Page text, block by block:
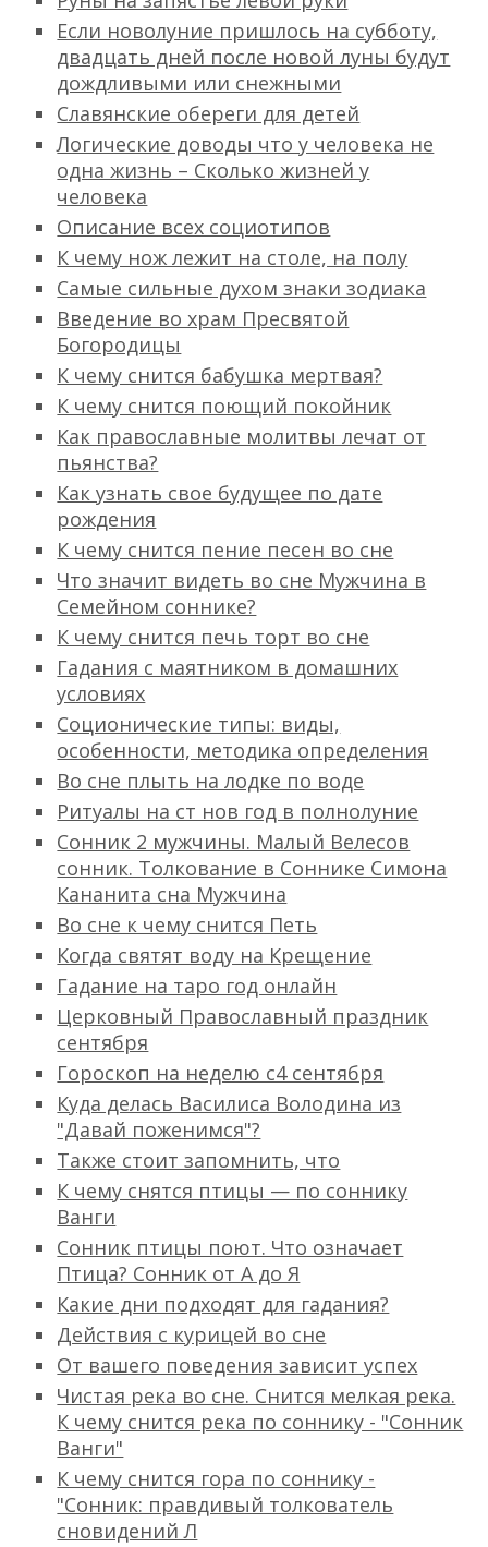
Если новолуние пришлось на субботу,
двадцать дней после новой луны будут
дождливыми или снежными
Славянские обереги для детей
Логические доводы что у человека не
одна жизнь – Сколько жизней у
человека
Описание всех социотипов
К чему нож лежит на столе, на полу
Самые сильные духом знаки зодиака
Введение во храм Пресвятой
Богородицы
К чему снится бабушка мертвая?
К чему снится поющий покойник
Как православные молитвы лечат от
пьянства?
Как узнать свое будущее по дате
рождения
К чему снится пение песен во сне
Что значит видеть во сне Мужчина в
Семейном соннике?
К чему снится печь торт во сне
Гадания с маятником в домашних
условиях
Соционические типы: виды,
особенности, методика определения
Во сне плыть на лодке по воде
Ритуалы на ст нов год в полнолуние
Сонник 2 мужчины. Малый Велесов
сонник. Толкование в Соннике Симона
Кананита сна Мужчина
Во сне к чему снится Петь
Когда святят воду на Крещение
Гадание на таро год онлайн
Церковный Православный праздник
сентября
Гороскоп на неделю с4 сентября
Куда делась Василиса Володина из
"Давай поженимся"?
Также стоит запомнить, что
К чему снятся птицы — по соннику
Ванги
Сонник птицы поют. Что означает
Птица? Сонник от А до Я
Какие дни подходят для гадания?
Действия с курицей во сне
От вашего поведения зависит успех
Чистая река во сне. Снится мелкая река.
К чему снится река по соннику - "Сонник
Ванги"
К чему снится гора по соннику -
"Сонник: правдивый толкователь
сновидений Л